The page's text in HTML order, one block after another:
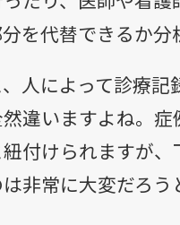
を代替できるか
人によって診療
違いますよね。
付けられますが
非常に大変だろう